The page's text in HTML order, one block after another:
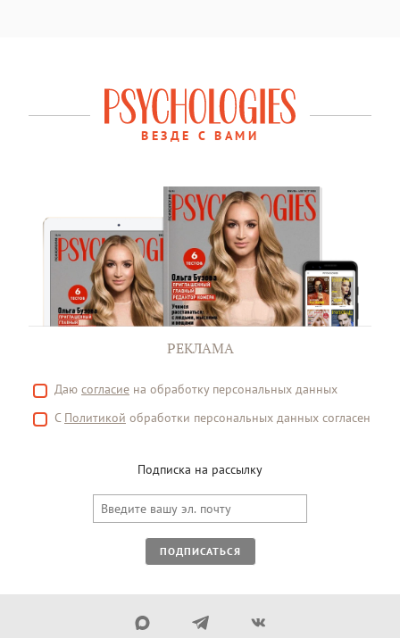
ВЕЗДЕ С ВАМИ
РЕКЛАМА
Даю согласие на обработку персональных данных
С Политикой обработки персональных данных согласен
Подписка на рассылку
ПОДПИСАТЬСЯ